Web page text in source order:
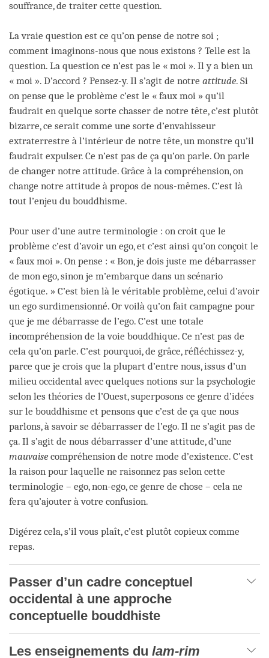
souffrance, de traiter cette question.
La vraie question est ce qu’on pense de notre soi ;
comment imaginons-nous que nous existons ? Telle est la
question. La question ce n’est pas le « moi ». Il y a bien un
« moi ». D’accord ? Pensez-y. Il s’agit de notre attitude. Si
on pense que le problème c’est le « faux moi » qu’il
faudrait en quelque sorte chasser de notre tête, c’est plutôt
bizarre, ce serait comme une sorte d’envahisseur
extraterrestre à l’intérieur de notre tête, un monstre qu’il
faudrait expulser. Ce n’est pas de ça qu’on parle. On parle
de changer notre attitude. Grâce à la compréhension, on
change notre attitude à propos de nous-mêmes. C’est là
tout l’enjeu du bouddhisme.
Pour user d’une autre terminologie : on croit que le
problème c’est d’avoir un ego, et c’est ainsi qu’on conçoit le
« faux moi ». On pense : « Bon, je dois juste me débarrasser
de mon ego, sinon je m’embarque dans un scénario
égotique. » C’est bien là le véritable problème, celui d’avoir
un ego surdimensionné. Or voilà qu’on fait campagne pour
que je me débarrasse de l’ego. C’est une totale
incompréhension de la voie bouddhique. Ce n’est pas de
cela qu’on parle. C’est pourquoi, de grâce, réfléchissez-y,
parce que je crois que la plupart d’entre nous, issus d’un
milieu occidental avec quelques notions sur la psychologie
selon les théories de l’Ouest, superposons ce genre d’idées
sur le bouddhisme et pensons que c’est de ça que nous
parlons, à savoir se débarrasser de l’ego. Il ne s’agit pas de
ça. Il s’agit de nous débarrasser d’une attitude, d’une
mauvaise compréhension de notre mode d’existence. C’est
la raison pour laquelle ne raisonnez pas selon cette
terminologie – ego, non-ego, ce genre de chose – cela ne
fera qu’ajouter à votre confusion.
Digérez cela, s’il vous plaît, c’est plutôt copieux comme
repas.
Passer d’un cadre conceptuel
occidental à une approche
conceptuelle bouddhiste
Les enseignements du lam-rim